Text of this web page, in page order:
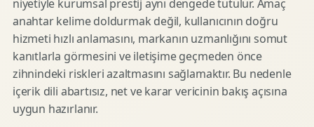
niyetiyle kurumsal prestij aynı dengede tutulur. Amaç
anahtar kelime doldurmak değil, kullanıcının doğru
hizmeti hızlı anlamasını, markanın uzmanlığını somut
kanıtlarla görmesini ve iletişime geçmeden önce
zihnindeki riskleri azaltmasını sağlamaktır. Bu nedenle
içerik dili abartısız, net ve karar vericinin bakış açısına
uygun hazırlanır.